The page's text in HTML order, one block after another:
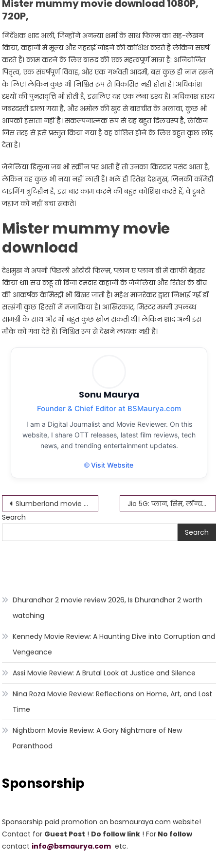
Mister mummy movie download 1080P,
720P,
निर्देशक शाद अली, जिन्होंने अनन्या शर्मा के साथ फिल्म का सह-लेखन
किया, कहानी में मूल्य और गहराई जोड़ने की कोशिश करते हैं लेकिन संघर्ष
करते हैं। काम करने के लिए बारूद की एक महत्वपूर्ण मात्रा है: अनियोजित
पितृत्व, एक संघर्षपूर्ण विवाह, और एक गर्भवती आदमी, बस कुछ ही नाम रखने
के लिए। लेकिन कुछ भी निश्चित रूप से विकसित नहीं होता है। अधिकांश
दृश्यों की पुनरावृत्ति भी होती है, इसलिए यह एक लंबा दृश्य है। अधिकांश हास्य
जबरदस्ती डाला गया है, और अमोल की खुद से बातचीत के अलावा, कुछ भी
आपको हंसाता नहीं है। संकल्पनात्मक रूप से यह बहुत दिलचस्प है, लेकिन
जिस तरह से इसे प्रस्तुत किया गया है वह वांछित होने के लिए बहुत कुछ छोड़
देता है।
जेनेलिया डिसूजा जब भी स्क्रीन पर आती हैं तो उनका किरदार पसंद आता है,
लेकिन वह कुछ भी नया नहीं लाती हैं। भले ही रितेश देशमुख, जिनकी कॉमेडी
टाइमिंग त्रुटिहीन है, इस बार काम करने की बहुत कोशिश करते हैं, वे डूबते
जहाज को नहीं बचा सकते।
Mister mummy movie
download
देशमुख ने अपनी पिछली ओटीटी फिल्म, प्लान ए प्लान बी में काफी बेहतर
किया था। सच कहूं तो बिना दमदार कहानी के जेनेलिया और रितेश के बीच
की आकर्षक केमिस्ट्री भी बिखर जाती है। महेश मांजरेकर द्वारा निभाई गई डॉ
सत्संगी कुछ हिस्सों में मजाकिया है। आखिरकार, मिस्टर मम्मी उपलब्ध
सामग्री के साथ और भी बहुत कुछ खोज सकती थीं। लेकिन शाद अली इस
मौके को गंवा देते हैं। निश्चित रूप से देखने लायक नहीं है।
Sonu Maurya
Founder & Chief Editor at BSMaurya.com
I am a Digital Journalist and Movie Reviewer. On this
website, I share OTT releases, latest film reviews, tech
news, and trending entertainment updates.
🌐 Visit Website
Post
navigation
Slumberland movie Download 1080p 720p 360p
Jio 5G: प्लान, सिम, लॉन्च की तारीख, शहर, स्पीड टेस्ट
Search
Search
Dhurandhar 2 movie review 2026, Is Dhurandhar 2 worth
watching
Kennedy Movie Review: A Haunting Dive into Corruption and
Vengeance
Assi Movie Review: A Brutal Look at Justice and Silence
Nina Roza Movie Review: Reflections on Home, Art, and Lost
Time
Nightborn Movie Review: A Gory Nightmare of New
Parenthood
Sponsorship
Sponsorship paid promotion on basmauraya.com website!
Contact for Guest Post ! Do follow link ! For No follow
contact info@bsmaurya.com etc.